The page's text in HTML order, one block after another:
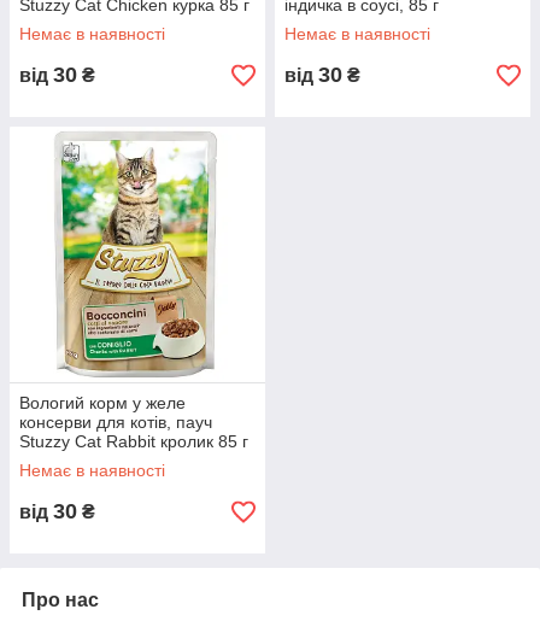
Stuzzy Cat Chicken курка 85 г
(8005852153012)
Немає в наявності
від 30 ₴
індичка в соусі, 85 г
(8005852163585)
Немає в наявності
від 30 ₴
Вологий корм у желе
консерви для котів, пауч
Stuzzy Cat Rabbit кролик 85 г
(1043070) (8005852153708)
Немає в наявності
від 30 ₴
Про нас